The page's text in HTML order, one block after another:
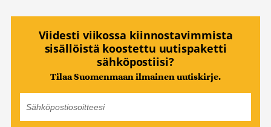
Viidesti viikossa kiinnostavimmista
sisällöistä koostettu uutispaketti
sähköpostiisi?
Tilaa Suomenmaan ilmainen uutiskirje.